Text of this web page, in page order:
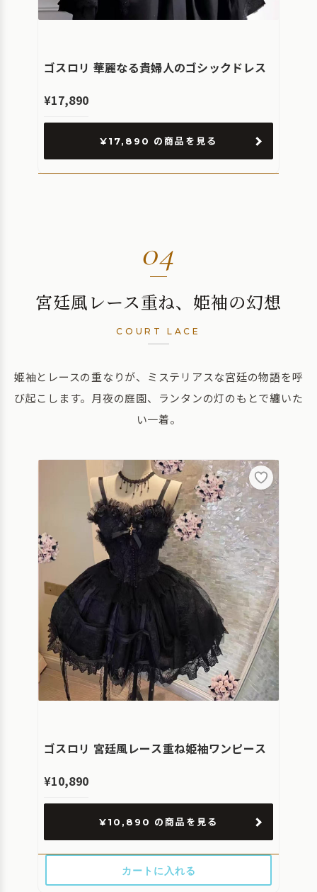
ゴスロリ 華麗なる貴婦人のゴシックドレス
¥17,890
¥17,890 の商品を見る
04
宮廷風レース重ね、姫袖の幻想
COURT LACE
姫袖とレースの重なりが、ミステリアスな宮廷の物語を呼
び起こします。月夜の庭園、ランタンの灯のもとで纏いた
い一着。
ゴスロリ 宮廷風レース重ね姫袖ワンピース
¥10,890
¥10,890 の商品を見る
カートに入れる